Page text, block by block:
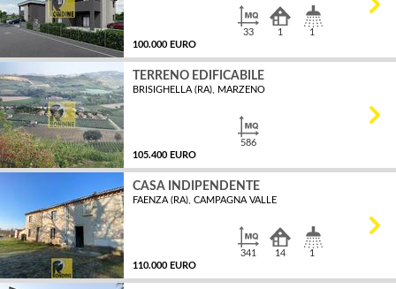
100.000 EURO
33 1 1
TERRENO EDIFICABILE
BRISIGHELLA (RA), MARZENO
105.400 EURO
586
CASA INDIPENDENTE
FAENZA (RA), CAMPAGNA VALLE
110.000 EURO
341 14 1